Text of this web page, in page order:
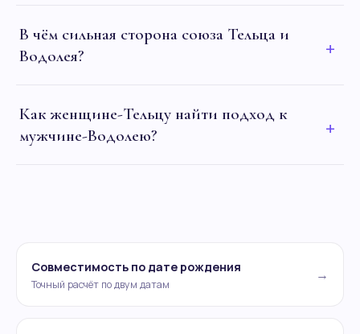
В чём сильная сторона союза Тельца и
Водолея?
+
Как женщине-Тельцу найти подход к
мужчине-Водолею?
+
Совместимость по дате рождения
Точный расчёт по двум датам
→